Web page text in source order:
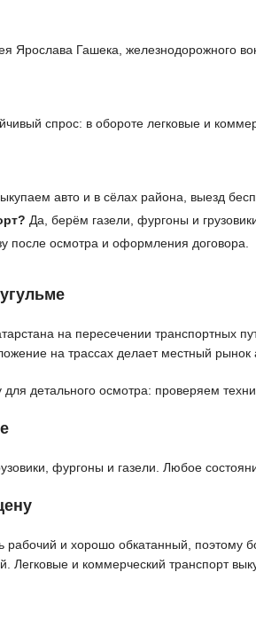
Ярослава Гашека, железнодорожного
спрос: в обороте легковые и
авто и в сёлах района, выезд
Да, берём газели, фургоны и
после осмотра и оформления договора.
на пересечении транспортных
на трассах делает местный
детального осмотра: проверяем
фургоны и газели. Любое
рабочий и хорошо обкатанный,
и коммерческий транспорт